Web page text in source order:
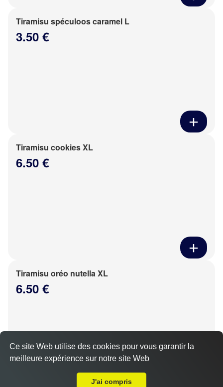
Tiramisu spéculoos caramel L
3.50 €
Tiramisu cookies XL
6.50 €
Tiramisu oréo nutella XL
6.50 €
Ce site Web utilise des cookies pour vous garantir la
meilleure expérience sur notre site Web
J'ai compris